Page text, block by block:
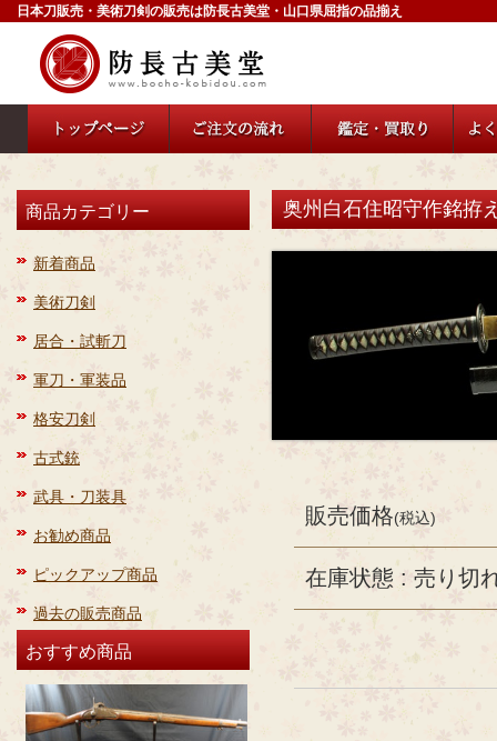
日本刀販売・美術刀剣の販売は防長古美堂・山口県屈指の品揃え
商品カテゴリー
新着商品
美術刀剣
居合・試斬刀
軍刀・軍装品
格安刀剣
古式銃
武具・刀装具
お勧め商品
ピックアップ商品
過去の販売商品
おすすめ商品
奥州白石住昭守作銘拵
販売価格(税込)
在庫状態 : 売り切